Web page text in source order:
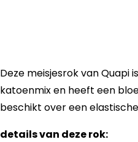
Deze meisjesrok van Quapi
katoenmix en heeft een
beschikt over een
details van deze rok: